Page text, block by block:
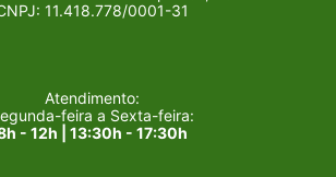
11.418.778/0001-31
Atendimento:
feira a Sexta-feira:
- 12h | 13:30h - 17:30h